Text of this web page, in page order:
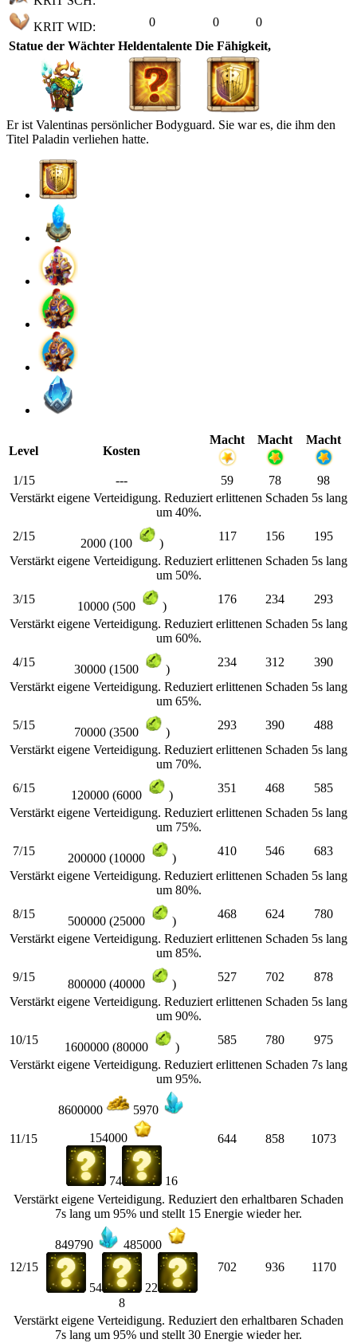
KRIT WID: 0 0
0
Statue der Wächter Heldentalente Die Fähigkeit,
Er ist Valentinas persönlicher Bodyguard. Sie war es, die ihm den
Titel Paladin verliehen hatte.
Level Kosten
Macht Macht Macht
1/15 --- 59 78
98
Verstärkt eigene Verteidigung. Reduziert erlittenen Schaden 5s lang
um 40%.
2/15
2000 (100 )
117 156
195
Verstärkt eigene Verteidigung. Reduziert erlittenen Schaden 5s lang
um 50%.
3/15
10000 (500 )
176 234
293
Verstärkt eigene Verteidigung. Reduziert erlittenen Schaden 5s lang
um 60%.
4/15
30000 (1500 )
234 312
390
Verstärkt eigene Verteidigung. Reduziert erlittenen Schaden 5s lang
um 65%.
5/15
70000 (3500 )
293 390
488
Verstärkt eigene Verteidigung. Reduziert erlittenen Schaden 5s lang
um 70%.
6/15
120000 (6000 )
351 468
585
Verstärkt eigene Verteidigung. Reduziert erlittenen Schaden 5s lang
um 75%.
7/15
200000 (10000 )
410 546
683
Verstärkt eigene Verteidigung. Reduziert erlittenen Schaden 5s lang
um 80%.
8/15
500000 (25000 )
468 624
780
Verstärkt eigene Verteidigung. Reduziert erlittenen Schaden 5s lang
um 85%.
9/15
800000 (40000 )
527 702
878
Verstärkt eigene Verteidigung. Reduziert erlittenen Schaden 5s lang
um 90%.
10/15
1600000 (80000 )
585 780
975
Verstärkt eigene Verteidigung. Reduziert erlittenen Schaden 7s lang
um 95%.
11/15
8600000 5970
154000
74 16
644 858 1073
Verstärkt eigene Verteidigung. Reduziert den erhaltbaren Schaden
7s lang um 95% und stellt 15 Energie wieder her.
12/15
849790 485000
54
22
8
702 936 1170
Verstärkt eigene Verteidigung. Reduziert den erhaltbaren Schaden
7s lang um 95% und stellt 30 Energie wieder her.